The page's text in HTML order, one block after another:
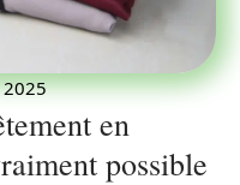
2025
en
possible